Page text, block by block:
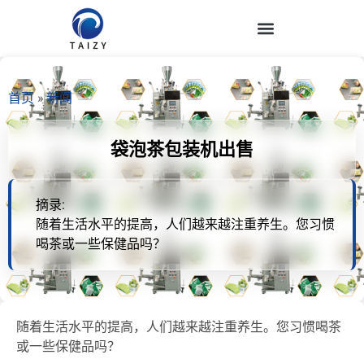
首页»新闻
袋泡茶包装机出售
摘录:
随着生活水平的提高，人们越来越注重养生。您习惯
喝茶或一些保健品吗？
随着生活水平的提高，人们越来越注重养生。您习惯喝茶
或一些保健品吗？